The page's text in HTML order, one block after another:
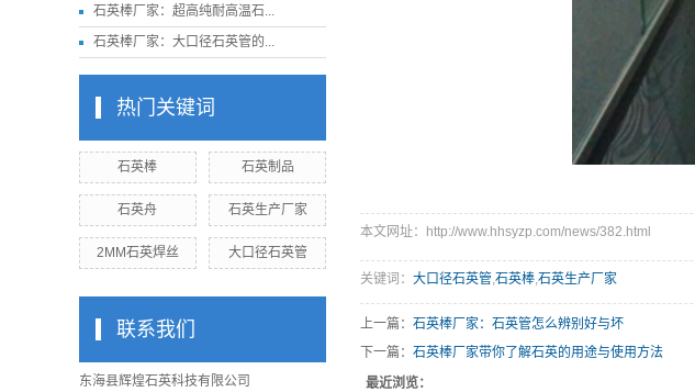
石英棒厂家：超高纯耐高温石...
石英棒厂家：大口径石英管的...
热门关键词
石英棒 石英制品
石英舟 石英生产厂家
2MM石英焊丝 大口径石英管
联系我们
东海县辉煌石英科技有限公司
本文网址：http://www.hhsyzp.com/news/382.html
关键词： 大口径石英管,石英棒,石英生产厂家
上一篇： 石英棒厂家：石英管怎么辨别好与坏
下一篇： 石英棒厂家带你了解石英的用途与使用方法
最近浏览：